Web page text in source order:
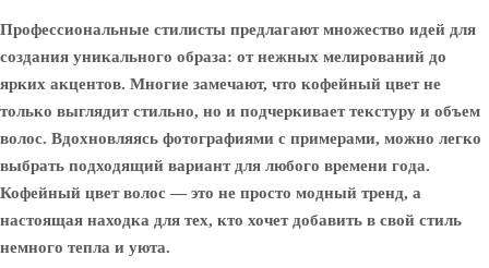
Профессиональные стилисты предлагают множество идей для
создания уникального образа: от нежных мелирований до
ярких акцентов. Многие замечают, что кофейный цвет не
только выглядит стильно, но и подчеркивает текстуру и объем
волос. Вдохновляясь фотографиями с примерами, можно легко
выбрать подходящий вариант для любого времени года.
Кофейный цвет волос — это не просто модный тренд, а
настоящая находка для тех, кто хочет добавить в свой стиль
немного тепла и уюта.